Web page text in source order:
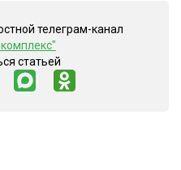
телеграм-канал
статьей